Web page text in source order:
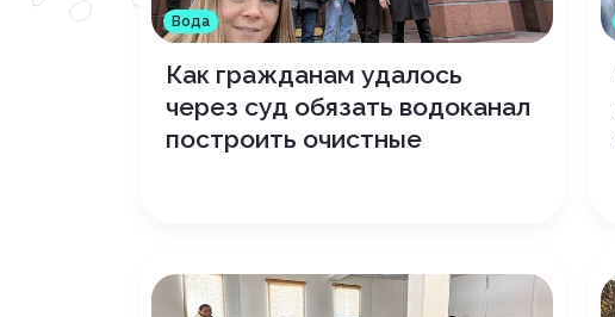
Вода
Как гражданам удалось
через суд обязать водоканал
построить очистные